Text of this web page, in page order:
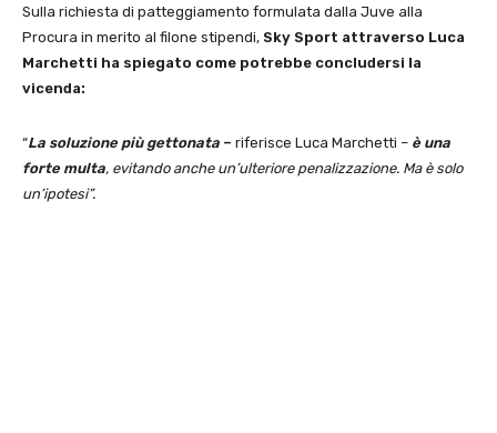
Sulla richiesta di patteggiamento formulata dalla Juve alla
Procura in merito al filone stipendi, Sky Sport attraverso Luca
Marchetti ha spiegato come potrebbe concludersi la
vicenda:
“La soluzione più gettonata – riferisce Luca Marchetti – è una
forte multa, evitando anche un’ulteriore penalizzazione. Ma è solo
un’ipotesi”.